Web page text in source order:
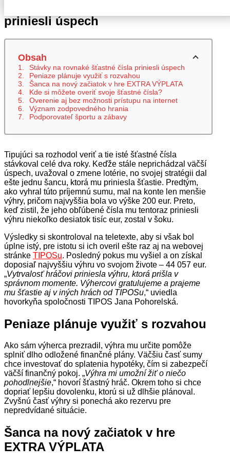
priniesli úspech
Obsah
Stávky na rovnaké šťastné čísla priniesli úspech
Peniaze plánuje využiť s rozvahou
Šanca na nový začiatok v hre EXTRA VÝPLATA
Kde si môžete overiť svoje šťastné čísla?
Overenie aj bez možnosti prístupu na internet
Význam zodpovedného hrania
Podporovateľ športu a zábavy
Tipujúci sa rozhodol veriť a tie isté šťastné čísla
stávkoval celé dva roky. Keďže stále neprichádzal väčší
úspech, uvažoval o zmene lotérie, no svojej stratégii dal
ešte jednu šancu, ktorá mu priniesla šťastie. Predtým,
ako vyhral túto príjemnú sumu, mal na konte len menšie
výhry, pričom najvyššia bola vo výške 200 eur. Preto,
keď zistil, že jeho obľúbené čísla mu tentoraz priniesli
výhru niekoľko desiatok tisíc eur, zostal v šoku.
Výsledky si skontroloval na teletexte, aby si však bol
úplne istý, pre istotu si ich overil ešte raz aj na webovej
stránke TIPOSu. Posledný pokus mu vyšiel a on získal
doposiaľ najvyššiu výhru vo svojom živote – 44 057 eur.
„Vytrvalosť hráčovi priniesla výhru, ktorá prišla v
správnom momente. Výhercovi gratulujeme a prajeme
mu šťastie aj v iných hrách od TIPOSu,“ uviedla
hovorkyňa spoločnosti TIPOS Jana Pohorelská.
Peniaze plánuje využiť s rozvahou
Ako sám výherca prezradil, výhra mu určite pomôže
splniť dlho odložené finančné plány. Väčšiu časť sumy
chce investovať do splatenia hypotéky, čím si zabezpečí
väčší finančný pokoj. „Výhra mi umožní žiť o niečo
pohodlnejšie,“ hovorí šťastný hráč. Okrem toho si chce
dopriať lepšiu dovolenku, ktorú si už dlhšie plánoval.
Zvyšnú časť výhry si ponechá ako rezervu pre
nepredvídané situácie.
Šanca na nový začiatok v hre
EXTRA VÝPLATA